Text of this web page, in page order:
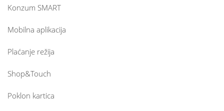
Konzum SMART
Mobilna aplikacija
Plaćanje režija
Shop&Touch
Poklon kartica